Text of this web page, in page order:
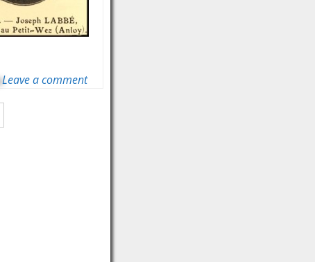
Leave a comment